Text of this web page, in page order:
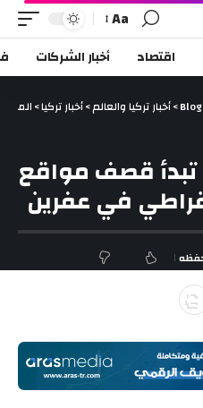
Aa
اقتصاد أخبار الشركات
Blog
>أخبار تركيا والعالم>أخبار تركيا>
تبدأ قصف مواقع
في عفرين